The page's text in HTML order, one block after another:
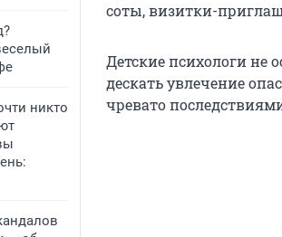
никто
соты, визитки-
Детские психологи не
дескать увлечение
чревато